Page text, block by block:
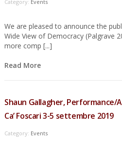
Category: Events
We are pleased to announce the
Wide View of Democracy (Palgrave
more comp [...]
Read More
Shaun Gallagher, Performance/
Ca’ Foscari 3-5 settembre 2019
Category: Events